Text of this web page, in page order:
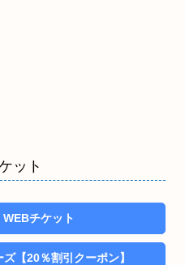
ット
チケット
【20％割引クーポン】